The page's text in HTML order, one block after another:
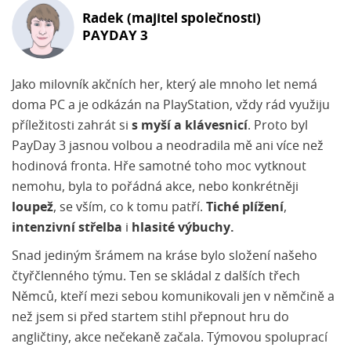
Radek (majitel společnosti)
PAYDAY 3
Jako milovník akčních her, který ale mnoho let nemá
doma PC a je odkázán na PlayStation, vždy rád využiju
příležitosti zahrát si s myší a klávesnicí. Proto byl
PayDay 3 jasnou volbou a neodradila mě ani více než
hodinová fronta. Hře samotné toho moc vytknout
nemohu, byla to pořádná akce, nebo konkrétněji
loupež, se vším, co k tomu patří. Tiché plížení,
intenzivní střelba i hlasité výbuchy.
Snad jediným šrámem na kráse bylo složení našeho
čtyřčlenného týmu. Ten se skládal z dalších třech
Němců, kteří mezi sebou komunikovali jen v němčině a
než jsem si před startem stihl přepnout hru do
angličtiny, akce nečekaně začala. Týmovou spoluprací